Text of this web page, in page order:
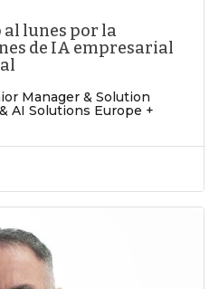
al lunes por la
de IA empresarial
Manager & Solution
AI Solutions Europe +